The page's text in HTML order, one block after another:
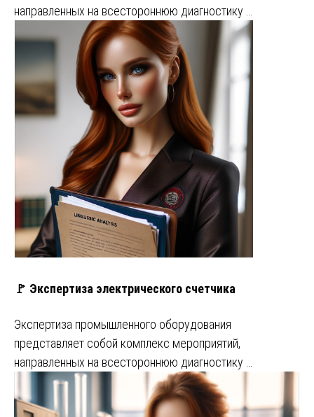
направленных на всестороннюю диагностику …
🚩 Экспертиза электрического счетчика
Экспертиза промышленного оборудования
представляет собой комплекс мероприятий,
направленных на всестороннюю диагностику …